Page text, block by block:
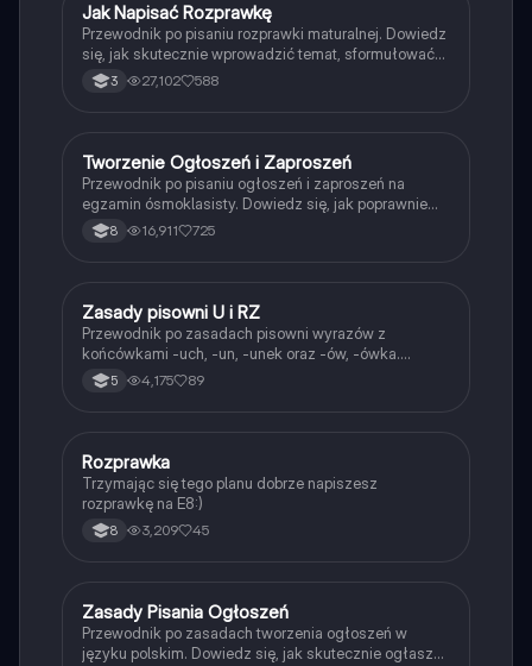
Język polski
Jak Napisać Rozprawkę
Przewodnik po pisaniu rozprawki maturalnej. Dowiedz
się, jak skutecznie wprowadzić temat, sformułować
tezę oraz argumentować swoje stanowisko. Zawiera
przykłady oraz wskazówki dotyczące struktury
z języka polskiego.
3 27,102 588
Język polski
Tworzenie Ogłoszeń i Zaproszeń
Przewodnik po pisaniu ogłoszeń i zaproszeń na
egzamin ósmoklasisty. Dowiedz się, jak poprawnie
sformułować treść, podać szczegóły wydarzenia
oraz zachęcić do udziału. Idealne dla uczniów
językowej.
8 16,911 725
Język polski
Zasady pisowni U i RZ
Przewodnik po zasadach pisowni wyrazów z
końcówkami -uch, -un, -unek oraz -ów, -ówka.
Zawiera szczegółowe informacje o wymianach
głoskowych oraz pisowni zdrobnień. Idealne dla
5 4,175 89
Język polski
Rozprawka
Trzymając się tego planu dobrze napiszesz
rozprawkę na E8:)
8 3,209 45
Język polski
Zasady Pisania Ogłoszeń
Przewodnik po zasadach tworzenia ogłoszeń w
języku polskim. Dowiedz się, jak skutecznie ogłaszać